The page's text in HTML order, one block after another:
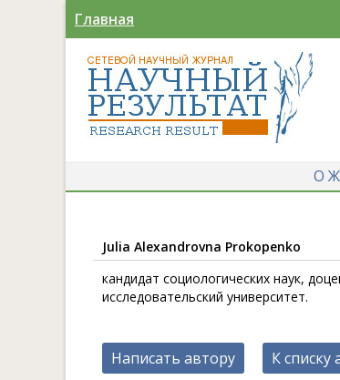
Главная
О
Julia Alexandrovna Prokopenko
кандидат социологических наук,
исследовательский университет.
Написать автору К списку